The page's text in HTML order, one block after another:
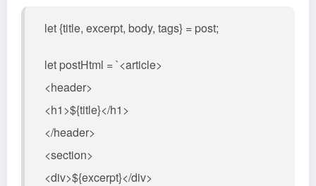
let {title, excerpt, body, tags} = post;
let postHtml = `<article>
<header>
<h1>${title}</h1>
</header>
<section>
<div>${excerpt}</div>